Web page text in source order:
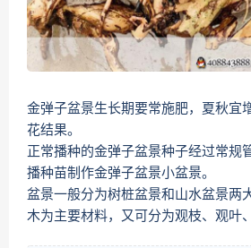
金弹子盆景生长期要常施肥，夏秋宜
花结果。
正常播种的金弹子盆景种子经过常规
播种苗制作金弹子盆景小盆景。
盆景一般分为树桩盆景和山水盆景两
木为主要材料，又可分为观枝、观叶